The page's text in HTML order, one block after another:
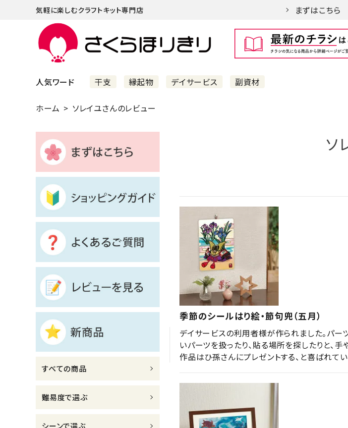
気軽に楽しむクラフトキット専門店 まずはこちら
人気ワード 干支 縁起物 デイサービス 副資材
まずはこちら
ショッピングガイド
よくあるご質問
すべての商品
新着商品
診断チャート
ジャンルで選ぶ
レビューを見る
コーポレートサイト
実店舗案内
デイサービス／
お問い合わせ
ACCOUNT MENU
ホーム ソレイユさんのレビュー
すべての商品
難易度で選ぶ
ソ
季節のシールはり絵・節句兜（五月）
デイサービスの利用者様が作られました。パー
いパーツを扱ったり、貼る場所を探したりと、
作品はひ孫さんにプレゼントする、と喜ばれてい